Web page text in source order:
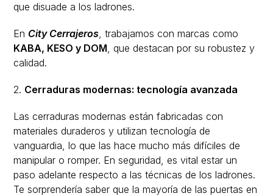
que disuade a los ladrones.
En City Cerrajeros, trabajamos con marcas como
KABA, KESO y DOM, que destacan por su robustez y
calidad.
2. Cerraduras modernas: tecnología avanzada
Las cerraduras modernas están fabricadas con
materiales duraderos y utilizan tecnología de
vanguardia, lo que las hace mucho más difíciles de
manipular o romper. En seguridad, es vital estar un
paso adelante respecto a las técnicas de los ladrones.
Te sorprendería saber que la mayoría de las puertas en